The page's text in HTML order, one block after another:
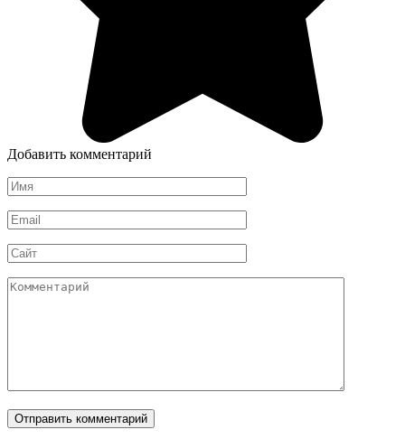
Добавить комментарий
Имя
*
Email
*
Сайт
Комментарий